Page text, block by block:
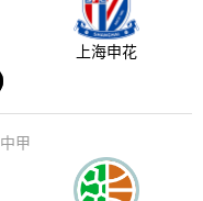
上海申花
中甲